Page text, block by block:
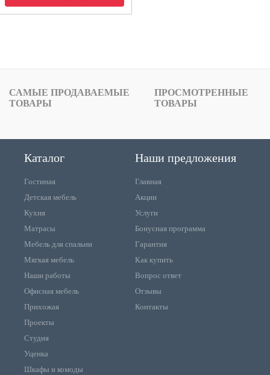
САМЫЕ ПРОДАВАЕМЫЕ
ТОВАРЫ
ПРОСМОТРЕННЫЕ
ТОВАРЫ
Каталог
Гостиная
Детская мебель
Кухня
Матрасы
Мебель для спальни
Мягкая мебель
Наши работы
Офисная мебель
Прихожая
Проекты
Студия
Уценка
Шкафы и комоды
Наши предложения
Главная
Акции
Услуги
Бонусная программа
Гарантия
Как купить
Вопрос ответ
Отзывы
Контакты